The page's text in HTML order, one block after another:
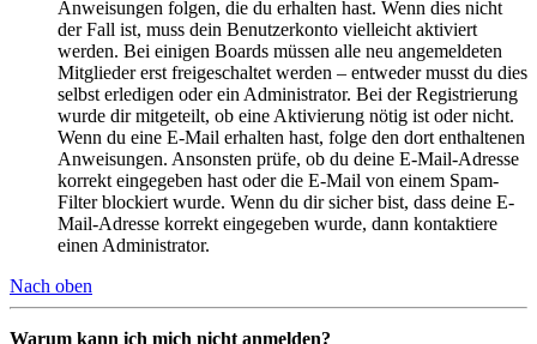
Anweisungen folgen, die du erhalten hast. Wenn dies nicht
der Fall ist, muss dein Benutzerkonto vielleicht aktiviert
werden. Bei einigen Boards müssen alle neu angemeldeten
Mitglieder erst freigeschaltet werden – entweder musst du dies
selbst erledigen oder ein Administrator. Bei der Registrierung
wurde dir mitgeteilt, ob eine Aktivierung nötig ist oder nicht.
Wenn du eine E-Mail erhalten hast, folge den dort enthaltenen
Anweisungen. Ansonsten prüfe, ob du deine E-Mail-Adresse
korrekt eingegeben hast oder die E-Mail von einem Spam-
Filter blockiert wurde. Wenn du dir sicher bist, dass deine E-
Mail-Adresse korrekt eingegeben wurde, dann kontaktiere
einen Administrator.
Nach oben
Warum kann ich mich nicht anmelden?